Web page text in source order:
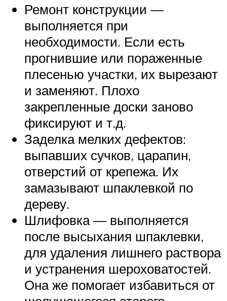
Ремонт конструкции —
выполняется при
необходимости. Если есть
прогнившие или пораженные
плесенью участки, их вырезают
и заменяют. Плохо
закрепленные доски заново
фиксируют и т.д.
Заделка мелких дефектов:
выпавших сучков, царапин,
отверстий от крепежа. Их
замазывают шпаклевкой по
дереву.
Шлифовка — выполняется
после высыхания шпаклевки,
для удаления лишнего раствора
и устранения шероховатостей.
Она же помогает избавиться от